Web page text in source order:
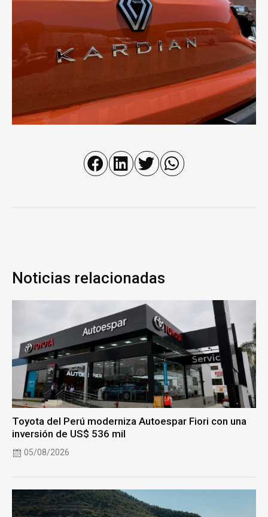
Noticias relacionadas
Toyota del Perú moderniza Autoespar Fiori con una
inversión de US$ 536 mil
05/08/2026